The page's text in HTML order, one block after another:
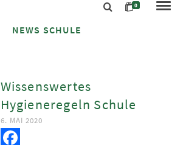
0
NEWS SCHULE
Wissenswertes
Hygieneregeln Schule
6. MAI 2020